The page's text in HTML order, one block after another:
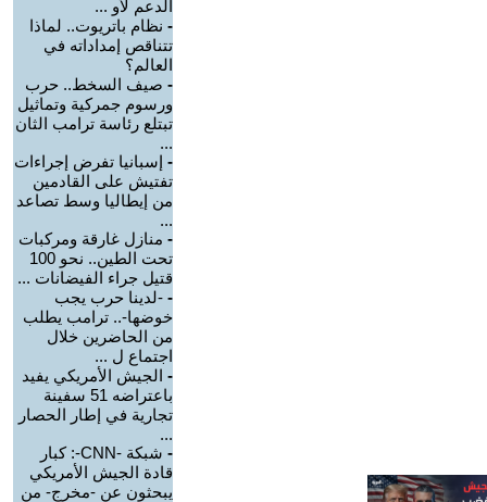
الدعم لأو ...
- نظام باتريوت.. لماذا
تتناقص إمداداته في
العالم؟
- صيف السخط.. حرب
ورسوم جمركية وتماثيل
تبتلع رئاسة ترامب الثان
...
- إسبانيا تفرض إجراءات
تفتيش على القادمين
من إيطاليا وسط تصاعد
...
- منازل غارقة ومركبات
تحت الطين.. نحو 100
قتيل جراء الفيضانات ...
- -لدينا حرب يجب
خوضها-.. ترامب يطلب
من الحاضرين خلال
اجتماع ل ...
- الجيش الأمريكي يفيد
باعتراضه 51 سفينة
تجارية في إطار الحصار
...
-
شبكة -CNN-: كبار
قادة الجيش الأمريكي
يبحثون عن -مخرج- من